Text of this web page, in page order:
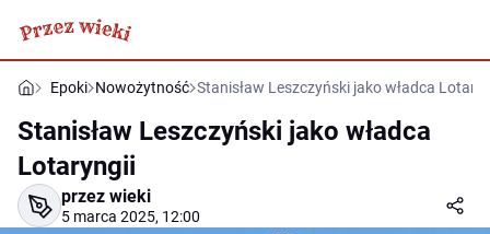
Epoki Nowożytność Stanisław Leszczyński jako władca
Stanisław Leszczyński jako władca
Lotaryngii
przez wieki
5 marca 2025, 12:00